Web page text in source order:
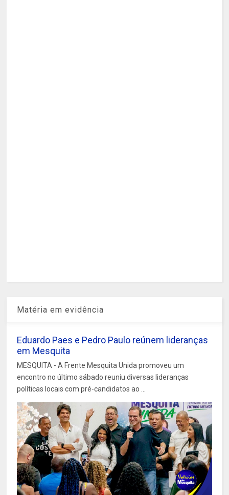
Matéria em evidência
Eduardo Paes e Pedro Paulo reúnem lideranças
em Mesquita
MESQUITA - A Frente Mesquita Unida promoveu um
encontro no último sábado reuniu diversas lideranças
políticas locais com pré-candidatos ao ...